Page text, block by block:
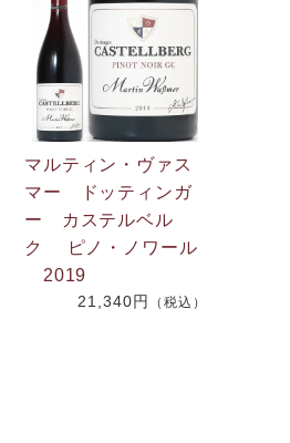
マルティン・ヴァス
マー ドッティンガ
ー カステルベル
ク ピノ・ノワール
2019
21,340円 （税込）